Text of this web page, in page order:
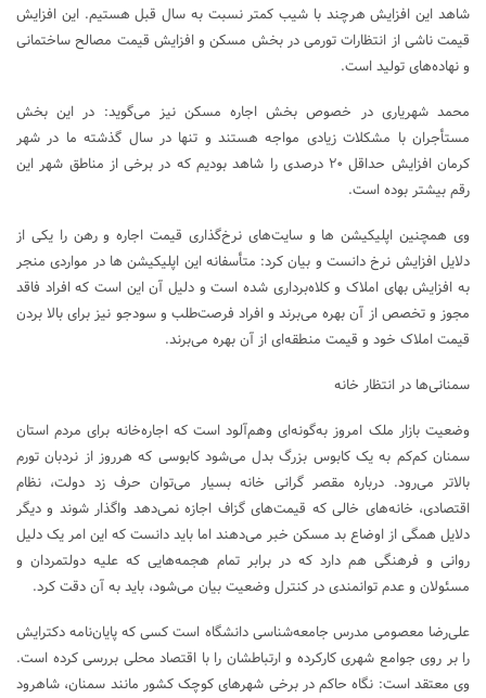
شاهد این افزایش هرچند با شیب کمتر نسبت به سال قبل هستیم. این افزایش
قیمت ناشی از انتظارات تورمی در بخش مسکن و افزایش قیمت مصالح ساختمانی
و نهاده‌های تولید است.
محمد شهریاری در خصوص بخش اجاره مسکن نیز می‌گوید: در این بخش
مستأجران با مشکلات زیادی مواجه هستند و تنها در سال گذشته ما در شهر
کرمان افزایش حداقل ۲۰ درصدی را شاهد بودیم که در برخی از مناطق شهر این
رقم بیشتر بوده است.
وی همچنین اپلیکیشن ها و سایت‌های نرخ‌گذاری قیمت اجاره و رهن را یکی از
دلایل افزایش نرخ دانست و بیان کرد: متأسفانه این اپلیکیشن ها در مواردی منجر
به افزایش بهای املاک و کلاه‌برداری شده است و دلیل آن این است که افراد فاقد
مجوز و تخصص از آن بهره می‌برند و افراد فرصت‌طلب و سودجو نیز برای بالا بردن
قیمت املاک خود و قیمت منطقه‌ای از آن بهره می‌برند.
سمنانی‌ها در انتظار خانه
وضعیت بازار ملک امروز به‌گونه‌ای وهم‌آلود است که اجاره‌خانه برای مردم استان
سمنان کم‌کم به یک کابوس بزرگ بدل می‌شود کابوسی که هرروز از نردبان تورم
بالاتر می‌رود. درباره مقصر گرانی خانه بسیار می‌توان حرف زد دولت، نظام
اقتصادی، خانه‌های خالی که قیمت‌های گزاف اجازه نمی‌دهد واگذار شوند و دیگر
دلایل همگی از اوضاع بد مسکن خبر می‌دهند اما باید دانست که این امر یک دلیل
روانی و فرهنگی هم دارد که در برابر تمام هجمه‌هایی که علیه دولتمردان و
مسئولان و عدم توانمندی در کنترل وضعیت بیان می‌شود، باید به آن دقت کرد.
علی‌رضا معصومی مدرس جامعه‌شناسی دانشگاه است کسی که پایان‌نامه دکترایش
را بر روی جوامع شهری کارکرده و ارتباطشان را با اقتصاد محلی بررسی کرده است.
وی معتقد است: نگاه حاکم در برخی شهرهای کوچک کشور مانند سمنان، شاهرود